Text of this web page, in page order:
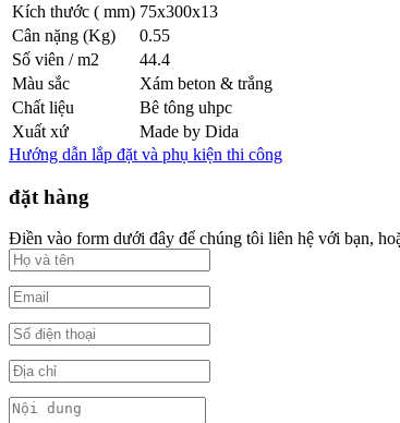
Kích thước ( mm) 75x300x13
Cân nặng (Kg)
0.55
Số viên / m2
44.4
Màu sắc
Xám beton & trắng
Chất liệu
Bê tông uhpc
Xuất xứ
Made by Dida
Hướng dẫn lắp đặt và phụ kiện thi công
đặt hàng
Điền vào form dưới đây để chúng tôi liên hệ với bạn,